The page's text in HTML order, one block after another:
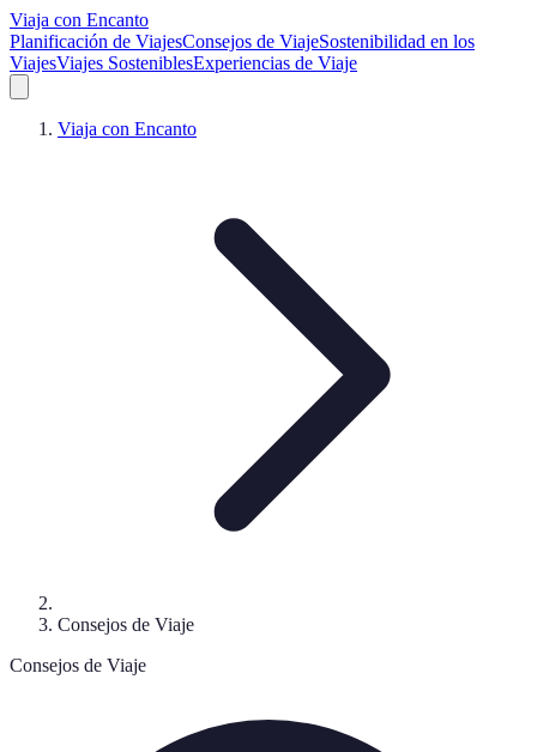
Viaja con Encanto
Planificación de ViajesConsejos de ViajeSostenibilidad en los
ViajesViajes SosteniblesExperiencias de Viaje
Viaja con Encanto
Consejos de Viaje
Consejos de Viaje